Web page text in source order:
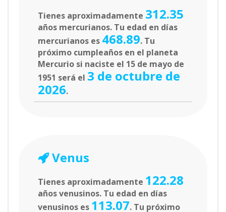
Tienes aproximadamente 312.35
años mercurianos. Tu edad en días
mercurianos es 468.89. Tu
próximo cumpleaños en el planeta
Mercurio si naciste el 15 de mayo de
1951 será el 3 de octubre de
2026.
Venus
Tienes aproximadamente 122.28
años venusinos. Tu edad en días
venusinos es 113.07. Tu próximo